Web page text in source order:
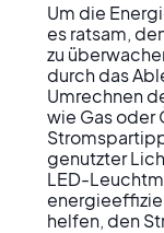
Um die
es ratsam,
zu
durch das
Umrechnen
wie Gas oder
genutzter
LED-
helfen, den